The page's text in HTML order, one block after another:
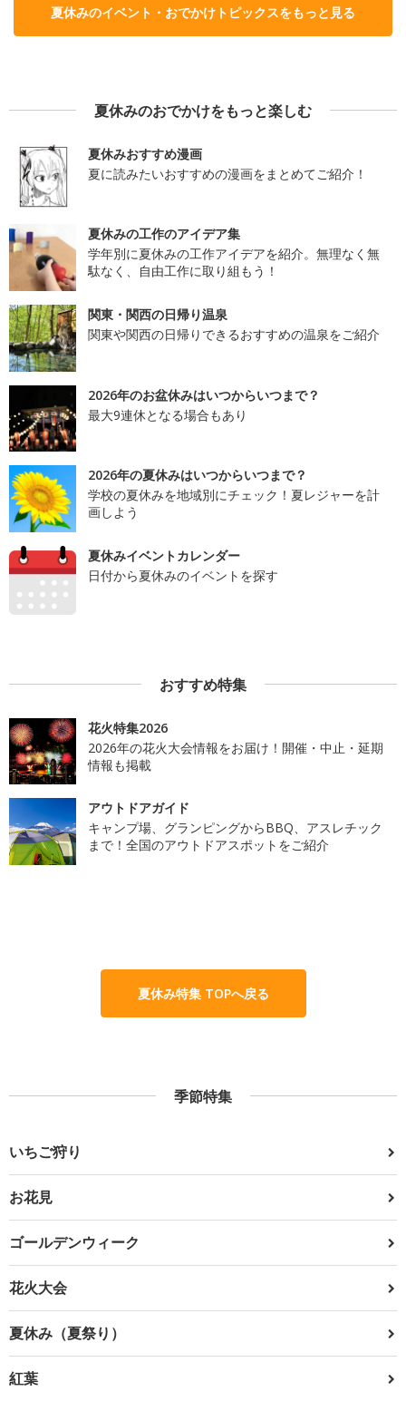
夏休みのイベント・おでかけトピックスをもっと見る
夏休みのおでかけをもっと楽しむ
夏休みおすすめ漫画
夏に読みたいおすすめの漫画をまとめてご紹介！
夏休みの工作のアイデア集
学年別に夏休みの工作アイデアを紹介。無理なく無
駄なく、自由工作に取り組もう！
関東・関西の日帰り温泉
関東や関西の日帰りできるおすすめの温泉をご紹介
2026年のお盆休みはいつからいつまで？
最大9連休となる場合もあり
2026年の夏休みはいつからいつまで？
学校の夏休みを地域別にチェック！夏レジャーを計
画しよう
夏休みイベントカレンダー
日付から夏休みのイベントを探す
おすすめ特集
花火特集2026
2026年の花火大会情報をお届け！開催・中止・延期
情報も掲載
アウトドアガイド
キャンプ場、グランピングからBBQ、アスレチック
まで！全国のアウトドアスポットをご紹介
夏休み特集 TOPへ戻る
季節特集
いちご狩り
お花見
ゴールデンウィーク
花火大会
夏休み（夏祭り）
紅葉